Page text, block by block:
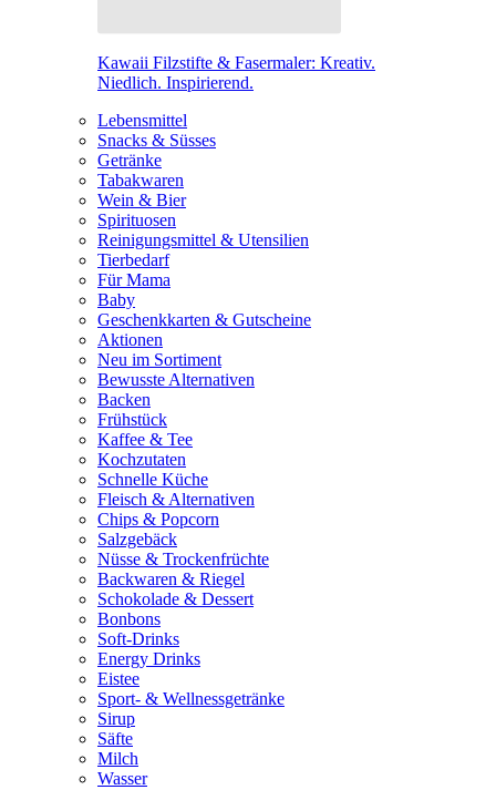
Kawaii Filzstifte & Fasermaler: Kreativ.
Niedlich. Inspirierend.
Lebensmittel
Snacks & Süsses
Getränke
Tabakwaren
Wein & Bier
Spirituosen
Reinigungsmittel & Utensilien
Tierbedarf
Für Mama
Baby
Geschenkkarten & Gutscheine
Aktionen
Neu im Sortiment
Bewusste Alternativen
Backen
Frühstück
Kaffee & Tee
Kochzutaten
Schnelle Küche
Fleisch & Alternativen
Chips & Popcorn
Salzgebäck
Nüsse & Trockenfrüchte
Backwaren & Riegel
Schokolade & Dessert
Bonbons
Soft-Drinks
Energy Drinks
Eistee
Sport- & Wellnessgetränke
Sirup
Säfte
Milch
Wasser